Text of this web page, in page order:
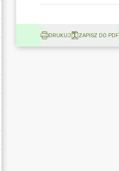
DRUKUJ ZAPISZ DO PDF